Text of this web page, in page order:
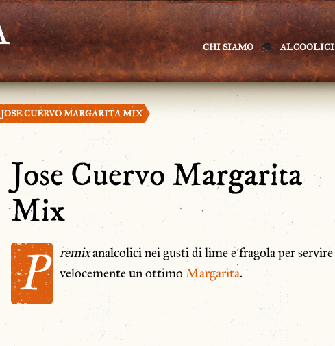
CHI SIAMO ALCOOLICI
JOSE CUERVO MARGARITA MIX
Jose Cuervo Margarita
Mix
P remixanalcolici nei gusti di lime e fragola per servire
velocemente un ottimo Margarita.